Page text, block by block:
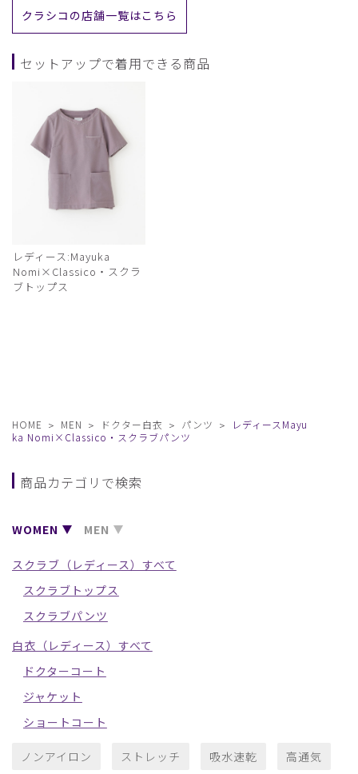
クラシコの店舗一覧はこちら
セットアップで着用できる商品
レディース:Mayuka
Nomi×Classico・スクラ
ブトップス
HOME MEN ドクター白衣 パンツ
レディースMayu
ka Nomi×Classico・スクラブパンツ
商品カテゴリで検索
WOMEN MEN
スクラブ（レディース）すべて
スクラブトップス
スクラブパンツ
白衣（レディース）すべて
ドクターコート
ジャケット
ショートコート
ノンアイロン ストレッチ 吸水速乾 高通気